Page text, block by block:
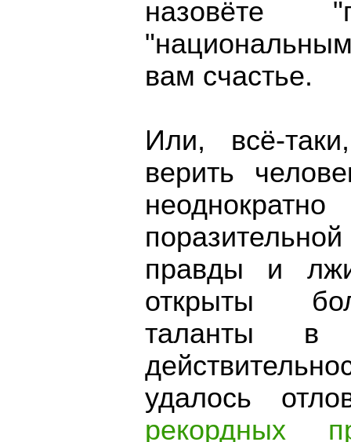
назовёте
вам счастье.
Или, всё-
верить
правды и
открыты
таланты в
удалось
рекордных